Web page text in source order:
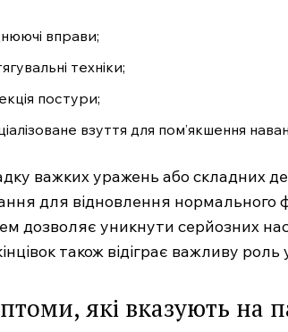
вправи;
техніки;
постури;
взуття для пом’якшення
важких уражень або складних
для відновлення нормального
дозволяє уникнути серйозних
також відіграє важливу
які вказують на